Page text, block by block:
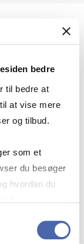
bedre
til bedre at
at vise mere
og tilbud.
som et
du besøger
hvordan du
altid trække